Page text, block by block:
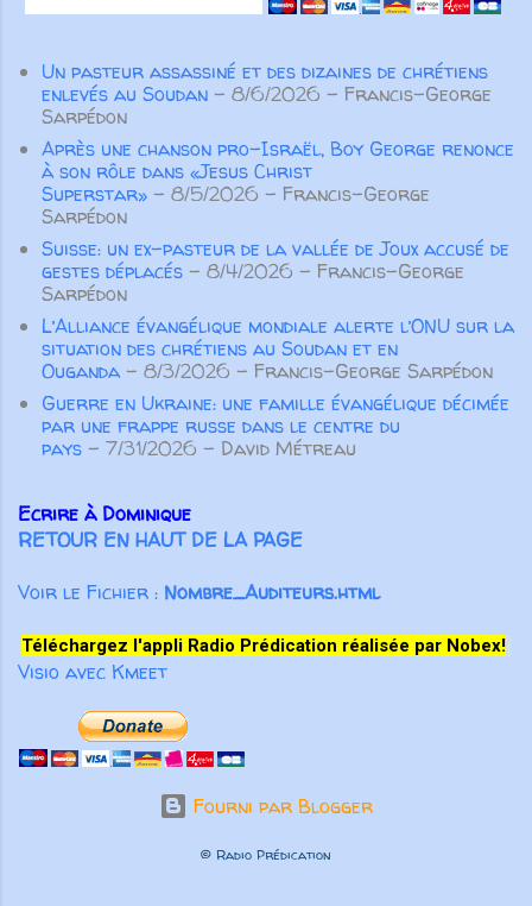
corps entier grandit et se construit
15-16 ). Pour Paul l’important n’est
pas tant d’éviter de parler de
manière inconsidérée ou vaine, ou
de colporter des médisances ou
des mensonges, mais surtout de
participeront à la croissance
spirituelle des autres croyants. Pas
“font du bien au corps”, m...
Un pasteur assassiné et des dizaines de chrétiens
enlevés au Soudan - 8/6/2026 - Francis-George
Sarpédon
Après une chanson pro-Israël, Boy George renonce
à son rôle dans «Jesus Christ
Superstar» - 8/5/2026 - Francis-George
Sarpédon
Suisse: un ex-pasteur de la vallée de Joux accusé de
gestes déplacés - 8/4/2026 - Francis-George
Sarpédon
L’Alliance évangélique mondiale alerte l’ONU sur la
situation des chrétiens au Soudan et en
Ouganda - 8/3/2026 - Francis-George Sarpédon
Guerre en Ukraine: une famille évangélique décimée
par une frappe russe dans le centre du
pays - 7/31/2026 - David Métreau
Ecrire à Dominique
RETOUR EN HAUT DE LA PAGE
Voir le Fichier : Nombre_Auditeurs.html
Téléchargez l'appli Radio Prédication réalisée par Nobex!
Visio avec Kmeet
Fourni par Blogger
© Radio Prédication